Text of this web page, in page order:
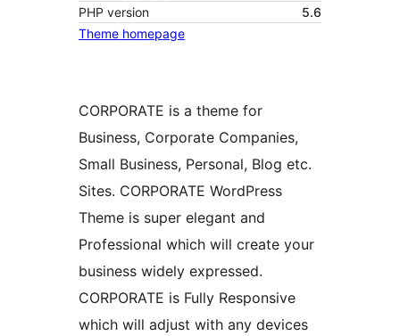
PHP version
5.6
Theme homepage
CORPORATE is a theme for
Business, Corporate Companies,
Small Business, Personal, Blog etc.
Sites. CORPORATE WordPress
Theme is super elegant and
Professional which will create your
business widely expressed.
CORPORATE is Fully Responsive
which will adjust with any devices